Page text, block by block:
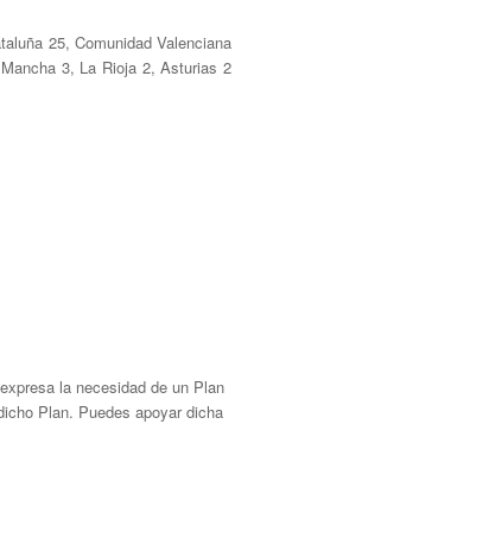
25, Comunidad Valenciana
3, La Rioja 2, Asturias 2
la necesidad de un Plan
Plan. Puedes apoyar dicha